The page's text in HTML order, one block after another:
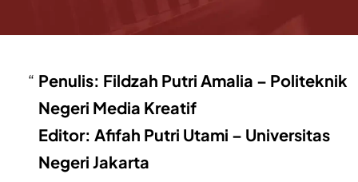
Penulis: Fildzah Putri Amalia – Politeknik
Negeri Media Kreatif
Editor: Afifah Putri Utami – Universitas
Negeri Jakarta